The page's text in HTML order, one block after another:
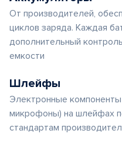
От производителей,
циклов заряда. Каждая
дополнительный
емкости
Шлейфы
Электронные
микрофоны) на шлейфах
стандартам